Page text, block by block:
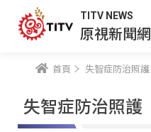
TITV NEWS
原視新聞網
首頁 失智症防治照護
失智症防治照護